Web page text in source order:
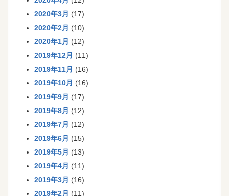
2020年3月 (17)
2020年2月 (10)
2020年1月 (12)
2019年12月 (11)
2019年11月 (16)
2019年10月 (16)
2019年9月 (17)
2019年8月 (12)
2019年7月 (12)
2019年6月 (15)
2019年5月 (13)
2019年4月 (11)
2019年3月 (16)
2019年2月 (11)